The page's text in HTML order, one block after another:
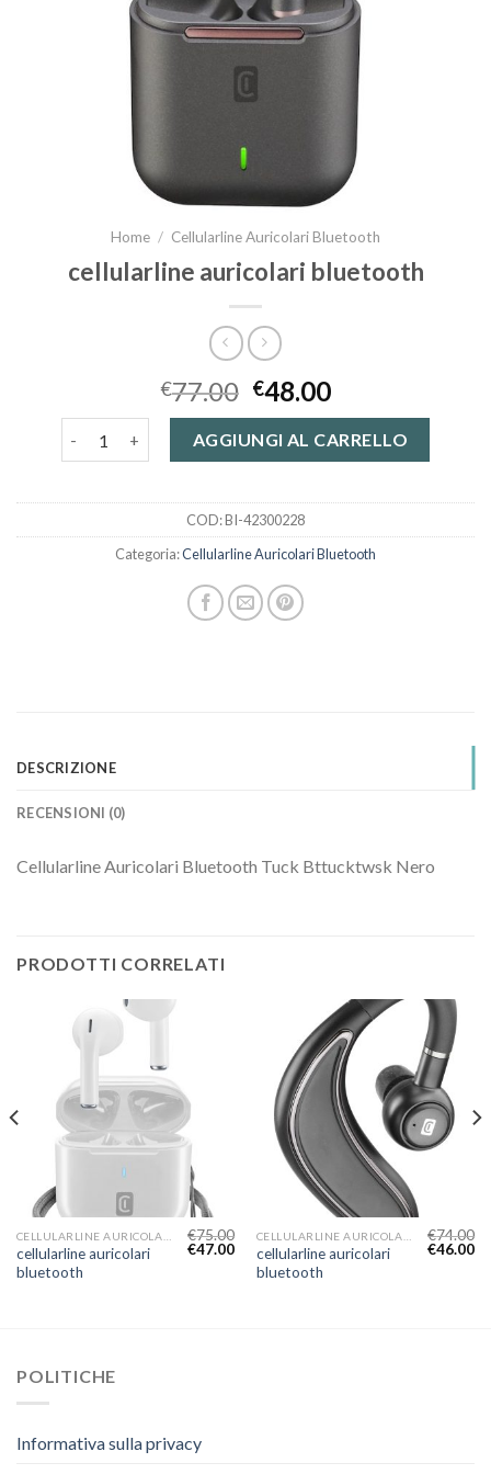
Home / Cellularline Auricolari Bluetooth
cellularline auricolari bluetooth
€77.00 €48.00
AGGIUNGI AL CARRELLO
COD:BI-42300228
Categoria:Cellularline Auricolari Bluetooth
DESCRIZIONE
RECENSIONI (0)
Cellularline Auricolari Bluetooth Tuck Bttucktwsk Nero
PRODOTTI CORRELATI
cellularline auricolari
bluetooth
€75.00
€47.00
cellularline auricolari
bluetooth
€74.00
€46.00
POLITICHE
Informativa sulla privacy